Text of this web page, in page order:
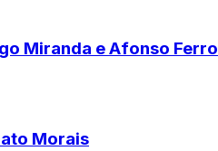
Miranda e Afonso Ferro
Morais